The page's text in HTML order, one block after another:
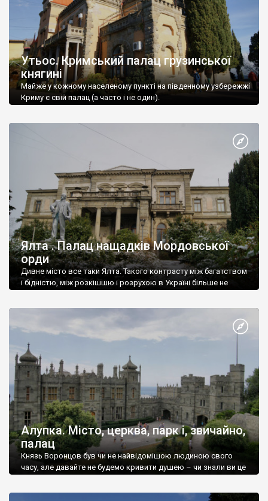
Утьос. Кримський палац грузинської
княгині
Майже у кожному населеному пункті на південному узбережжі
Криму є свій палац (а часто і не один).
Ялта . Палац нащадків Мордовської
орди
Дивне місто все таки Ялта. Такого контрасту між багатством
і бідністю, між розкішшю і розрухою в Україні більше не
Алупка. Місто, церква, парк і, звичайно,
палац
Князь Воронцов був чи не найвідомішою людиною свого
часу, але давайте не будемо кривити душею – чи знали ви це